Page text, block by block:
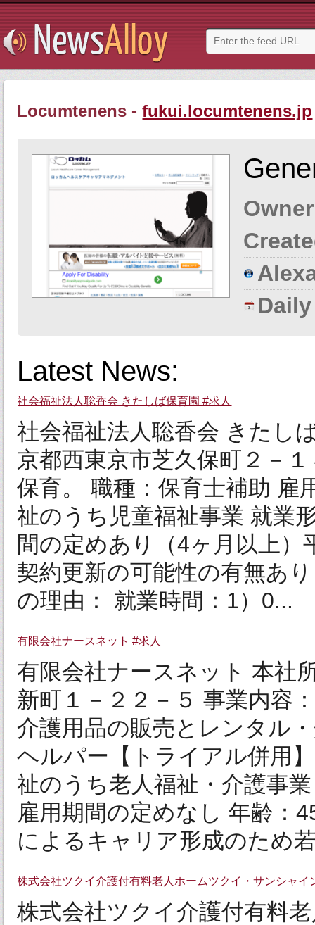
Locumtenens -fukui.locumtenens.jp
Latest News:
社会福祉法人聡香会 きたしば保育園 #求人
社会福祉法人聡香会 きたし
京都西東京市芝久保町２－
保育。 職種：保育士補助 雇
祉のうち児童福祉事業 就業
間の定めあり（4ヶ月以上）
契約更新の可能性の有無あ
の理由： 就業時間：1）0...
有限会社ナースネット #求人
有限会社ナースネット 本社
新町１－２２－５ 事業内容
介護用品の販売とレンタル
ヘルパー【トライアル併用
祉のうち老人福祉・介護事
雇用期間の定めなし 年齢：
によるキャリア形成のため
株式会社ツクイ介護付有料老人ホームツクイ・サンシャイ
株式会社ツクイ介護付有料